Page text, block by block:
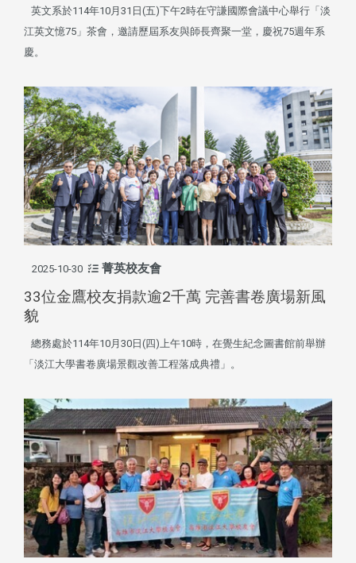
英文系於114年10月31日(五)下午2時在守謙國際會議中心舉行「淡
江英文憶75」茶會，邀請歷屆系友與師長齊聚一堂，慶祝75週年系
慶。
2025-10-30 菁英校友會
33位金鷹校友捐款逾2千萬 完善書卷廣場新風
貌
總務處於114年10月30日(四)上午10時，在覺生紀念圖書館前舉辦
「淡江大學書卷廣場景觀改善工程落成典禮」。